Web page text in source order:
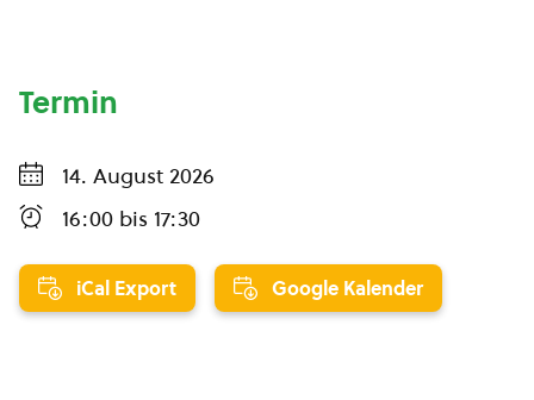
Termin
14. August 2026
16:00 bis 17:30
iCal Export Google Kalender